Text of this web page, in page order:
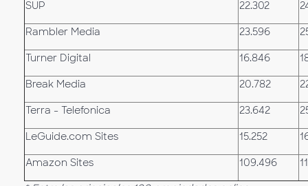
SUP 22.302
Rambler Media 23.596
Turner Digital 16.846
Break Media 20.782
Terra - Telefonica 23.642
LeGuide.com Sites 15.252
Amazon Sites 109.496